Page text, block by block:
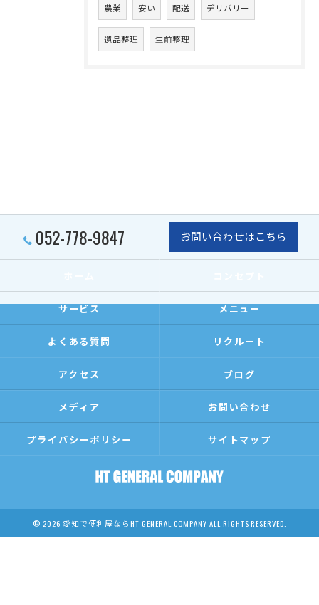
農業 安い 配送 デリバリー
遺品整理 生前整理
052-778-9847 お問い合わせはこちら
サービス メニュー
よくある質問 リクルート
アクセス ブログ
メディア お問い合わせ
プライバシーポリシー サイトマップ
© 2026 愛知で便利屋ならHT GENERAL COMPANY ALL RIGHTS RESERVED.